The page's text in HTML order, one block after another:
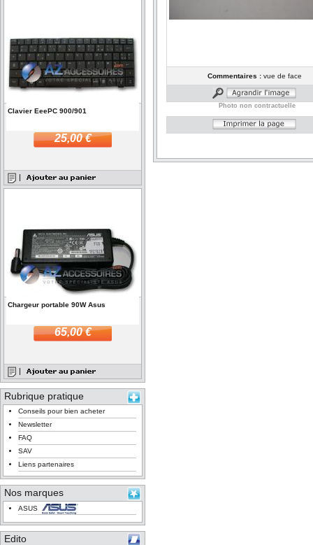
Clavier EeePC 900/901
25,00 €
Chargeur portable 90W Asus
65,00 €
Rubrique pratique
Conseils pour bien acheter
Newsletter
FAQ
SAV
Liens partenaires
Nos marques
ASUS
Edito
Commentaires :vue de face
Photo non contractuelle